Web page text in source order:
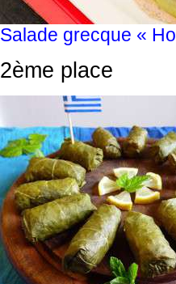
Salade grecque «
2ème place